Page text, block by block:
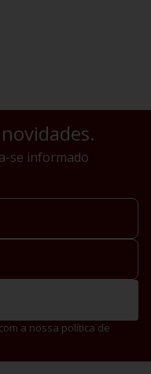
se informado
a nossa política de